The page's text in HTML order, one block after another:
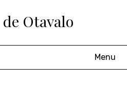
Otavalo
Menu